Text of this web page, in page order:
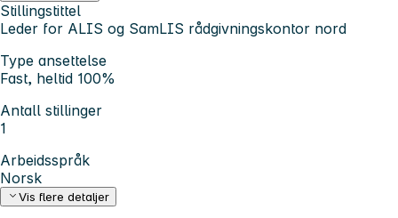
Stillingstittel
Leder for ALIS og SamLIS rådgivningskontor nord
Type ansettelse
Fast, heltid 100%
Antall stillinger
1
Arbeidsspråk
Norsk
Vis flere detaljer